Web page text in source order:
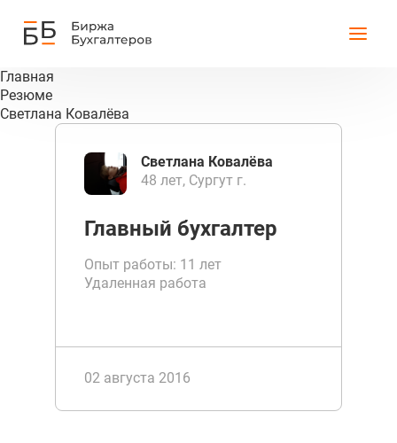
Главная
Резюме
Светлана Ковалёва
Светлана Ковалёва
48 лет, Сургут г.
Главный бухгалтер
Опыт работы: 11 лет
Удаленная работа
02 августа 2016